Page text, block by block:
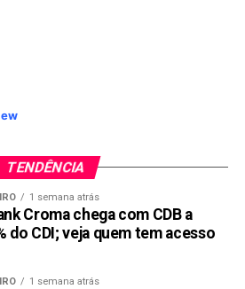
TENDÊNCIA
1 semana atrás
Croma chega com CDB a
do CDI; veja quem tem acesso
1 semana atrás